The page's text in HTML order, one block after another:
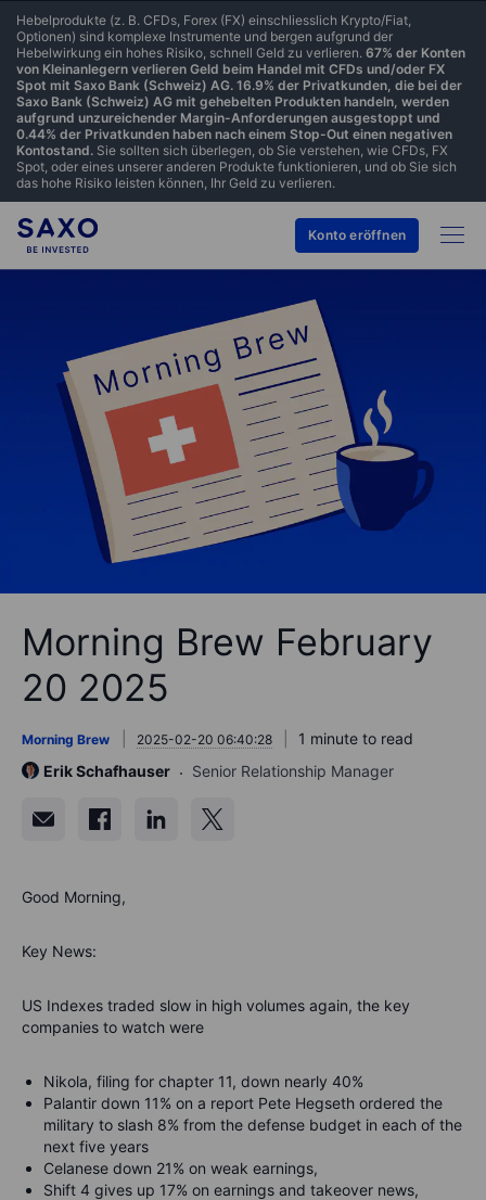
Konto eröffnen
Hebelprodukte (z. B. CFDs, Forex (FX) einschliesslich Krypto/Fiat,
Optionen) sind komplexe Instrumente und bergen aufgrund der
Hebelwirkung ein hohes Risiko, schnell Geld zu verlieren. 67% der Konten
von Kleinanlegern verlieren Geld beim Handel mit CFDs und/oder FX
Spot mit Saxo Bank (Schweiz) AG. 16.9% der Privatkunden, die bei der
Saxo Bank (Schweiz) AG mit gehebelten Produkten handeln, werden
aufgrund unzureichender Margin-Anforderungen ausgestoppt und
0.44% der Privatkunden haben nach einem Stop-Out einen negativen
Kontostand. Sie sollten sich überlegen, ob Sie verstehen, wie CFDs, FX
Spot, oder eines unserer anderen Produkte funktionieren, und ob Sie sich
das hohe Risiko leisten können, Ihr Geld zu verlieren.
Morning Brew February
20 2025
Morning Brew 2025-02-20 06:40:28
1 minute to read
Erik Schafhauser
Senior Relationship Manager
Good Morning,
Key News:
US Indexes traded slow in high volumes again, the key
companies to watch were
Nikola, filing for chapter 11, down nearly 40%
Palantir down 11% on a report Pete Hegseth ordered the
military to slash 8% from the defense budget in each of the
next five years
Celanese down 21% on weak earnings,
Shift 4 gives up 17% on earnings and takeover news,